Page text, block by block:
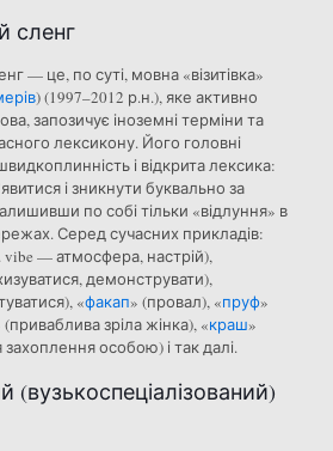
сленг
— це, по суті, мовна «візитівка»
) (1997–2012 р.н.), яке активно
запозичує іноземні терміни та
лексикону. Його головні
і відкрита лексика:
і зникнути буквально за
по собі тільки «відлуння» в
Серед сучасних прикладів:
vibe — атмосфера, настрій),
демонструвати),
«факап» (провал), «пруф»
(приваблива зріла жінка), «краш»
особою) і так далі.
(вузькоспеціалізований)